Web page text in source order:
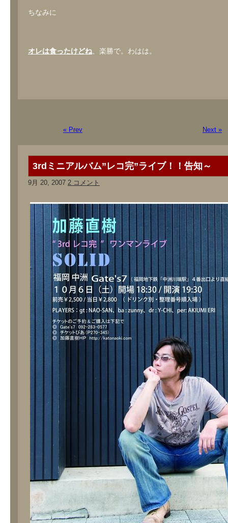
ちなみに
オレは食ったけどね 、楽勝で。わはは。
« Prev Next »
3rdミニアルバム”レコ完”ライブ！！告知～
9月 20, 2007 2 コメント